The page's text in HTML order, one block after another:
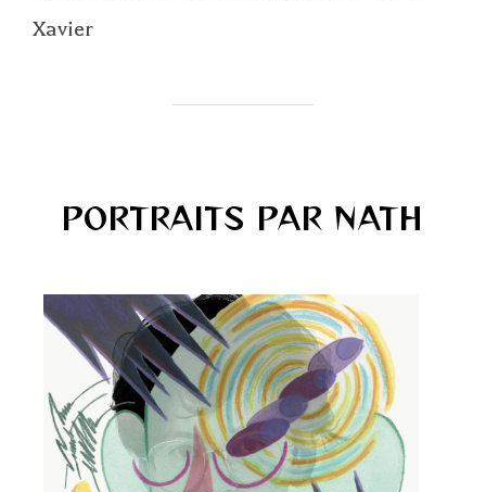
Xavier
PORTRAITS PAR NATH